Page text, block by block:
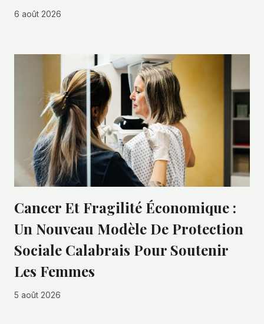
6 août 2026
Cancer Et Fragilité Économique :
Un Nouveau Modèle De Protection
Sociale Calabrais Pour Soutenir
Les Femmes
5 août 2026